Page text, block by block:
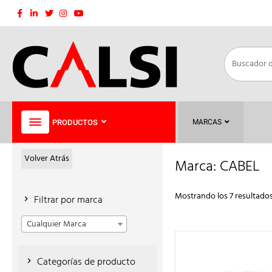
Saltar
PRODUCTOS MARCAS
Marca: CABEL
Mostrando los 7
Volver Atrás
Filtrar por marca
Cualquier Marca
Categorías de producto